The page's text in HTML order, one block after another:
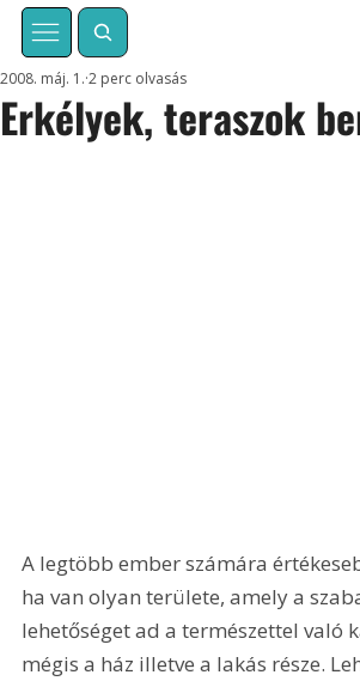
Erkélyek, teraszok
2008. máj. 1. 2 perc olvasás
A legtöbb ember számára
ha van olyan területe, amely a
lehetőséget ad a természettel való
mégis a ház illetve a lakás része.